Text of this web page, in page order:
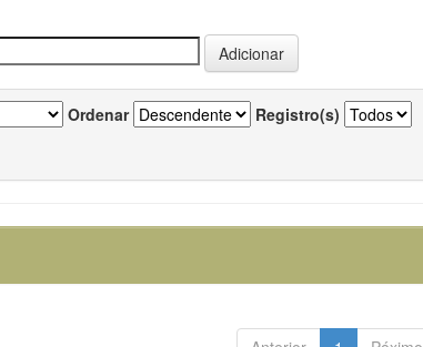
Ordenar Registro(s)